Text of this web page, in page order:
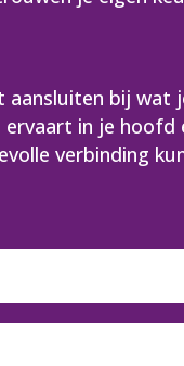
aansluiten bij wat
in je hoofd
verbinding